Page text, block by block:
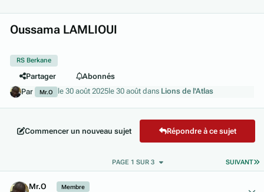
Oussama LAMLIOUI
RS Berkane
Partager
Abonnés
Par
Mr.O le 30 août 2025le 30 août dans Lions de l'Atlas
Commencer un nouveau sujet Répondre à ce sujet
SUIVANT
PAGE 1 SUR 3
Mr.O Membre